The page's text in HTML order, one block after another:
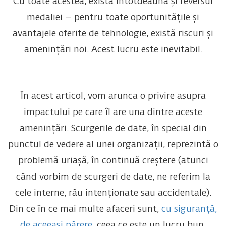
medaliei – pentru toate oportunitățile și
avantajele oferite de tehnologie, există riscuri și
amenințări noi. Acest lucru este inevitabil.
În acest articol, vom arunca o privire asupra
impactului pe care îl are una dintre aceste
amenințări. Scurgerile de date, în special din
punctul de vedere al unei organizații, reprezintă o
problemă uriașă, în continuă creștere (atunci
când vorbim de scurgeri de date, ne referim la
cele interne, rău intenționate sau accidentale).
Din ce în ce mai multe afaceri sunt, cu siguranță,